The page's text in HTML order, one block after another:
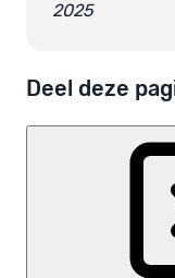
2025
Deel deze